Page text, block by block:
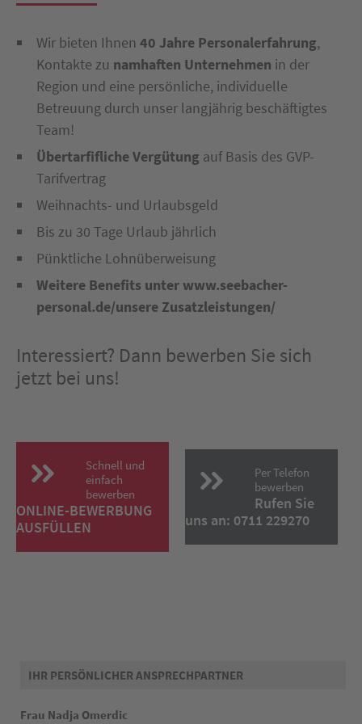
Wir bieten Ihnen 40 Jahre Personalerfahrung,
Kontakte zu namhaften Unternehmen in der
Region und eine persönliche, individuelle
Betreuung durch unser langjährig beschäftigtes
Team!
Übertarfifliche Vergütung auf Basis des GVP-
Tarifvertrag
Weihnachts- und Urlaubsgeld
Bis zu 30 Tage Urlaub jährlich
Pünktliche Lohnüberweisung
Weitere Benefits unter www.seebacher-
personal.de/unsere Zusatzleistungen/
Interessiert? Dann bewerben Sie sich
jetzt bei uns!
Schnell und
einfach
bewerben
ONLINE-BEWERBUNG
AUSFÜLLEN
Per Telefon
bewerben
Rufen Sie
uns an: 0711 229270
IHR PERSÖNLICHER ANSPRECHPARTNER
Frau Nadja Omerdic